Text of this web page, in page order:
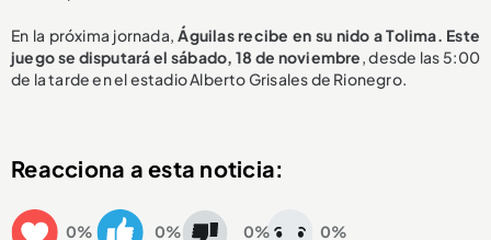
En la próxima jornada, Águilas recibe en su nido a Tolima. Este
juego se disputará el sábado, 18 de noviembre, desde las 5:00
de la tarde en el estadio Alberto Grisales de Rionegro.
Reacciona a esta noticia:
0% 0% 0% 0%